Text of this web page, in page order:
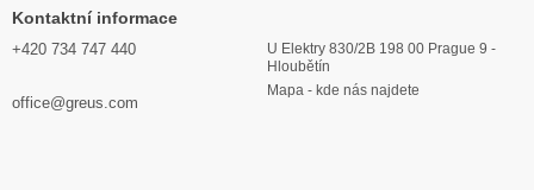
Kontaktní informace
+420 734 747 440
office@greus.com
U Elektry 830/2B 198 00 Prague 9 -
Hloubětín
Mapa - kde nás najdete